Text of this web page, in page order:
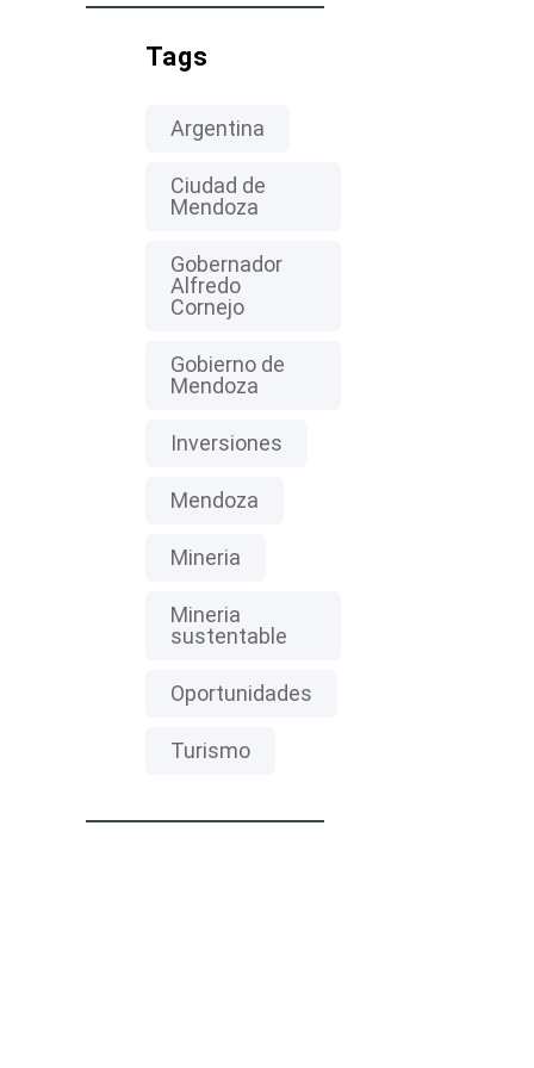
Tags
Argentina
Ciudad de
Mendoza
Gobernador
Alfredo
Cornejo
Gobierno de
Mendoza
Inversiones
Mendoza
Mineria
Mineria
sustentable
Oportunidades
Turismo